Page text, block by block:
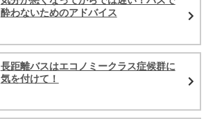
酔わないためのアドバイス
長距離バスはエコノミークラス症候群に
気を付けて！